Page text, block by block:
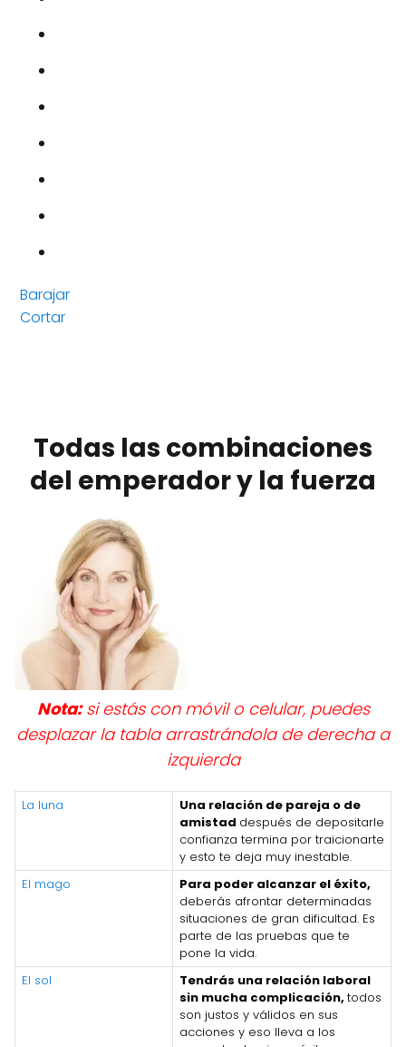
Barajar
Cortar
Todas las combinaciones
del emperador y la fuerza
Nota:si estás con móvil o celular, puedes
desplazar la tabla arrastrándola de derecha a
izquierda
La luna
Una relación de pareja o de
amistad después de depositarle
confianza termina por traicionarte
y esto te deja muy inestable.
El mago
Para poder alcanzar el éxito,
deberás afrontar determinadas
situaciones de gran dificultad. Es
parte de las pruebas que te
pone la vida.
El sol
Tendrás una relación laboral
sin mucha complicación, todos
son justos y válidos en sus
acciones y eso lleva a los